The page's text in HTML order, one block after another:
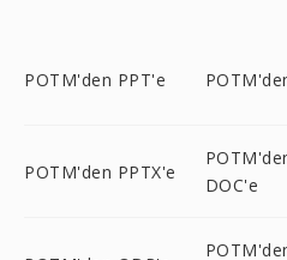
POTM'den PPT'e
POTM'den PPTX'e
DOC'e